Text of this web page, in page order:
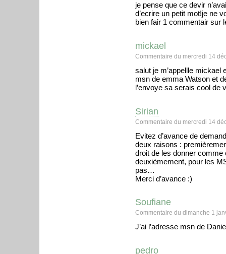
je pense que ce devir
d’ecrire un petit mot!je ne
bien fair 1 commentair sur
mickael
Commentaire du mercredi 14
salut je m’appellle mickael
msn de emma Watson et
l’envoye sa serais cool de
Sirian
Commentaire du mercredi 14
Evitez d’avance de
deux raisons :
droit de les donner
deuxièmement, pour les
pas…
Merci d’avance :)
Soufiane
Commentaire du dimanche 1
J’ai l’adresse msn de
pedro